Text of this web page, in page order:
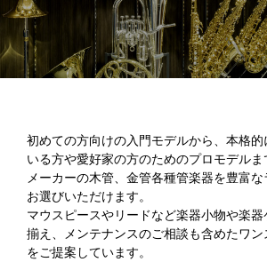
初めての方向けの入門モデルから、本格
いる方や愛好家の方のためのプロモデル
メーカーの木管、金管各種管楽器を豊富
お選びいただけます。
マウスピースやリードなど楽器小物や楽器
揃え、メンテナンスのご相談も含めたワン
をご提案しています。